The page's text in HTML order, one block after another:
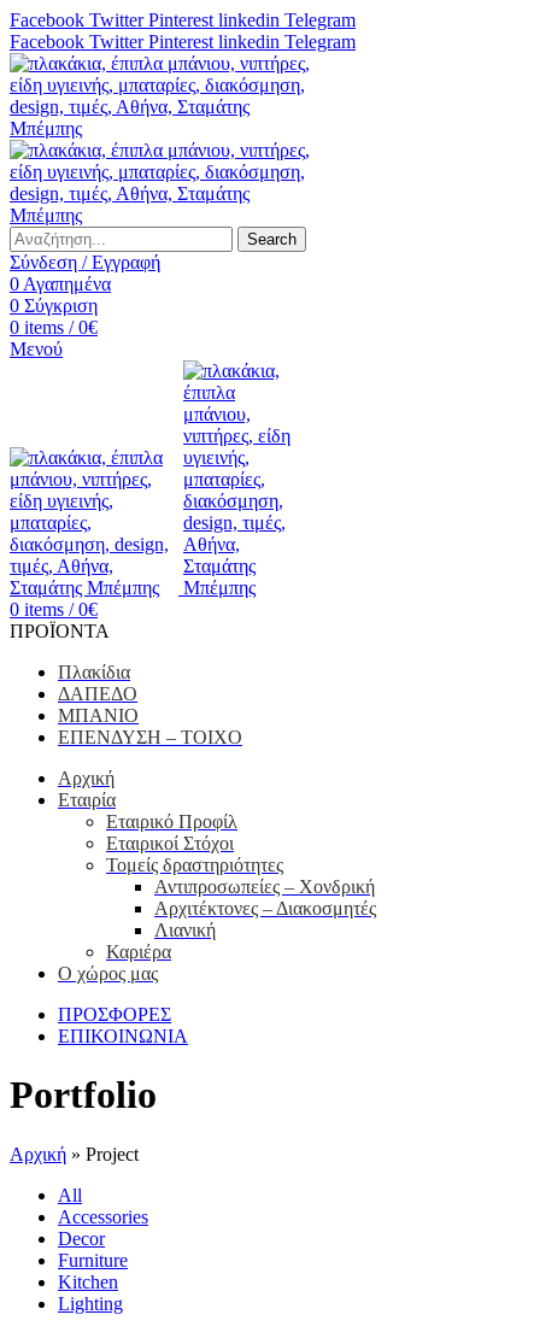
Facebook Twitter Pinterest linkedin Telegram
Facebook Twitter Pinterest linkedin Telegram
Search
Σύνδεση / Εγγραφή
0 Αγαπημένα
0 Σύγκριση
0 items / 0€
Μενού
0 items / 0€
ΠΡΟΪΟΝΤΑ
Πλακίδια
ΔΑΠΕΔΟ
ΜΠΑΝΙΟ
ΕΠΕΝΔΥΣΗ – ΤΟΙΧΟ
Αρχική
Εταιρία
Εταιρικό Προφίλ
Εταιρικοί Στόχοι
Τομείς δραστηριότητες
Αντιπροσωπείες – Xονδρική
Αρχιτέκτονες – Διακοσμητές
Λιανική
Καριέρα
Ο χώρος μας
ΠΡΟΣΦΟΡΕΣ
ΕΠΙΚΟΙΝΩΝΙΑ
Portfolio
Αρχική » Project
All
Accessories
Decor
Furniture
Kitchen
Lighting